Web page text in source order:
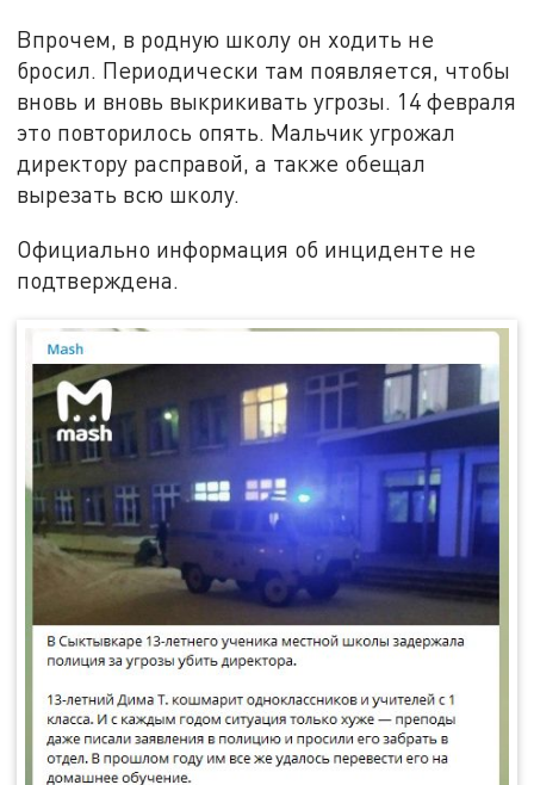
Впрочем, в родную школу он ходить не
бросил. Периодически там появляется, чтобы
вновь и вновь выкрикивать угрозы. 14 февраля
это повторилось опять. Мальчик угрожал
директору расправой, а также обещал
вырезать всю школу.
Официально информация об инциденте не
подтверждена.